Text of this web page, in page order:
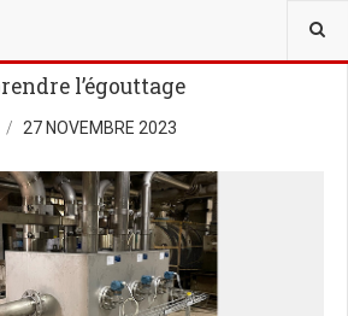
l’égouttage
27 NOVEMBRE 2023